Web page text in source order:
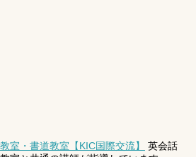
室・書道教室【KIC国際交流】
英会話